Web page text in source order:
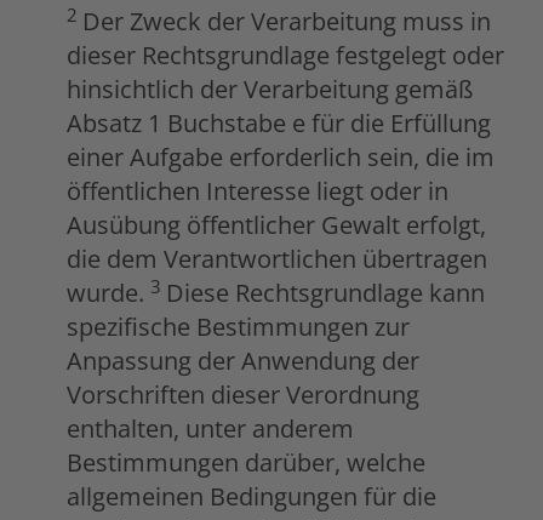
2 Der Zweck der Verarbeitung muss in
dieser Rechtsgrundlage festgelegt oder
hinsichtlich der Verarbeitung gemäß
Absatz 1 Buchstabe e für die Erfüllung
einer Aufgabe erforderlich sein, die im
öffentlichen Interesse liegt oder in
Ausübung öffentlicher Gewalt erfolgt,
die dem Verantwortlichen übertragen
wurde. 3 Diese Rechtsgrundlage kann
spezifische Bestimmungen zur
Anpassung der Anwendung der
Vorschriften dieser Verordnung
enthalten, unter anderem
Bestimmungen darüber, welche
allgemeinen Bedingungen für die